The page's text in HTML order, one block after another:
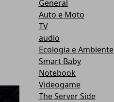
General
Auto e Moto
TV
audio
Ecologia e Ambiente
Smart Baby
Notebook
Videogame
The Server Side